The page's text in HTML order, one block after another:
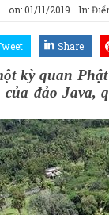
on:01/11/2019 In:
Share
kỳ quan
đảo Java,